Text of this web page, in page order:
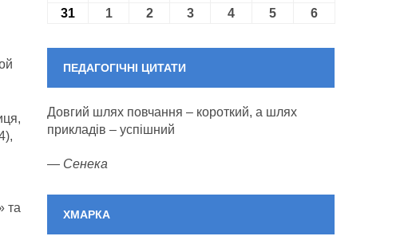
та
31 31.08.2026
101.09.2026
202.09.2026
303.09.2026
4 04.09.2026
5 05.09.2026
6
ПЕДАГОГІЧНІ ЦИТАТИ
Довгий шлях повчання – короткий, а шлях
прикладів – успішний
— Сенека
ХМАРКА